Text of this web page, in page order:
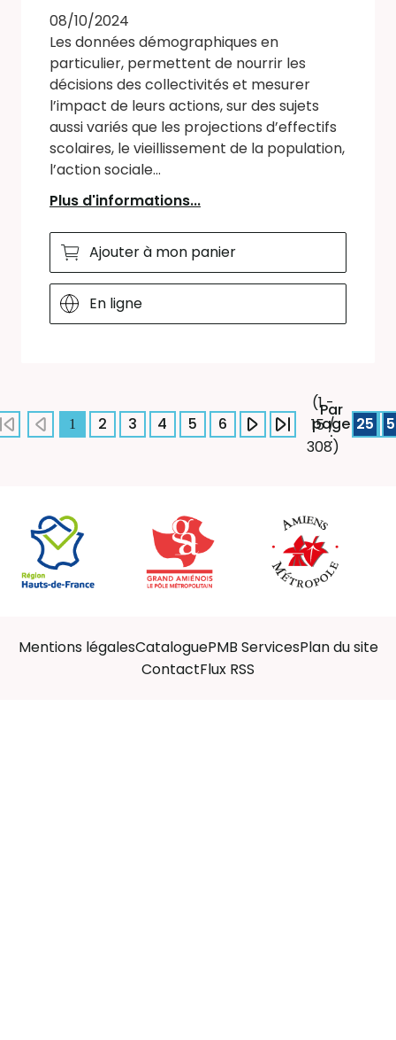
08/10/2024
Les données démographiques en
particulier, permettent de nourrir les
décisions des collectivités et mesurer
l’impact de leurs actions, sur des sujets
aussi variés que les projections d’effectifs
scolaires, le vieillissement de la population,
l’action sociale...
Plus d'informations...
Ajouter à mon panier
En ligne
1 2 3 4 5 6
(1 -
15 /
308)
Par
page
:
25
Mentions légalesCataloguePMB ServicesPlan du site
ContactFlux RSS